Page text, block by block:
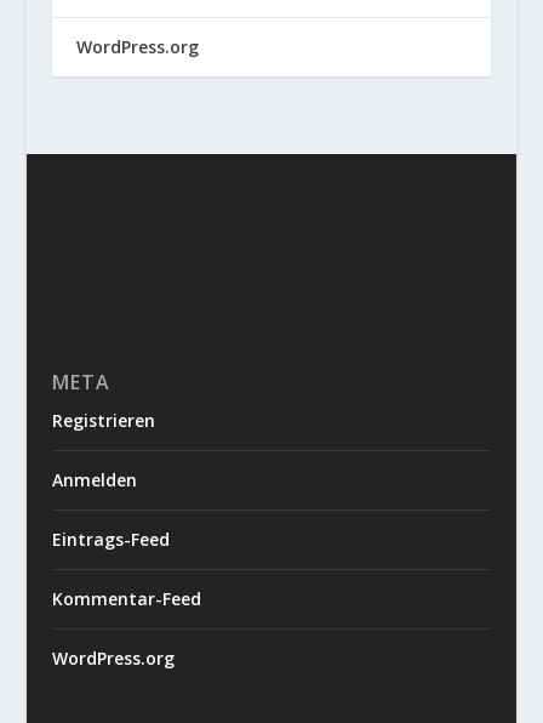
WordPress.org
META
Registrieren
Anmelden
Eintrags-Feed
Kommentar-Feed
WordPress.org